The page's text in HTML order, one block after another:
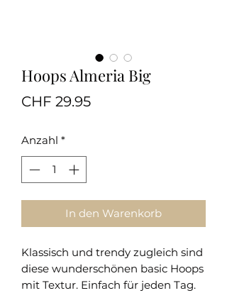
Hoops Almeria Big
CHF 29.95Preis
Anzahl *
In den Warenkorb
Klassisch und trendy zugleich sind
diese wunderschönen basic Hoops
mit Textur. Einfach für jeden Tag.